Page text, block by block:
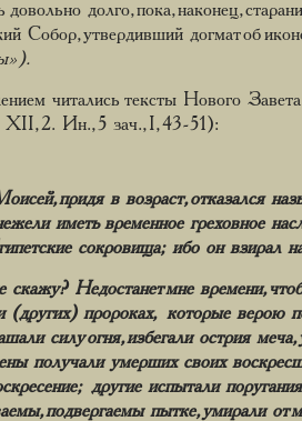
довольно долго, пока, наконец,
Собор, утвердивший догмат об
читались тексты Нового
2. Ин., 5 зач., I, 43-51):
придя в возраст, отказался
иметь временное греховное
сокровища; ибо он взирал
Недостанет мне времени,
(других) пророках, которые верою
силу огня, избегали острия
получали умерших своих
другие испытали
подвергаемы пытке, умирали от